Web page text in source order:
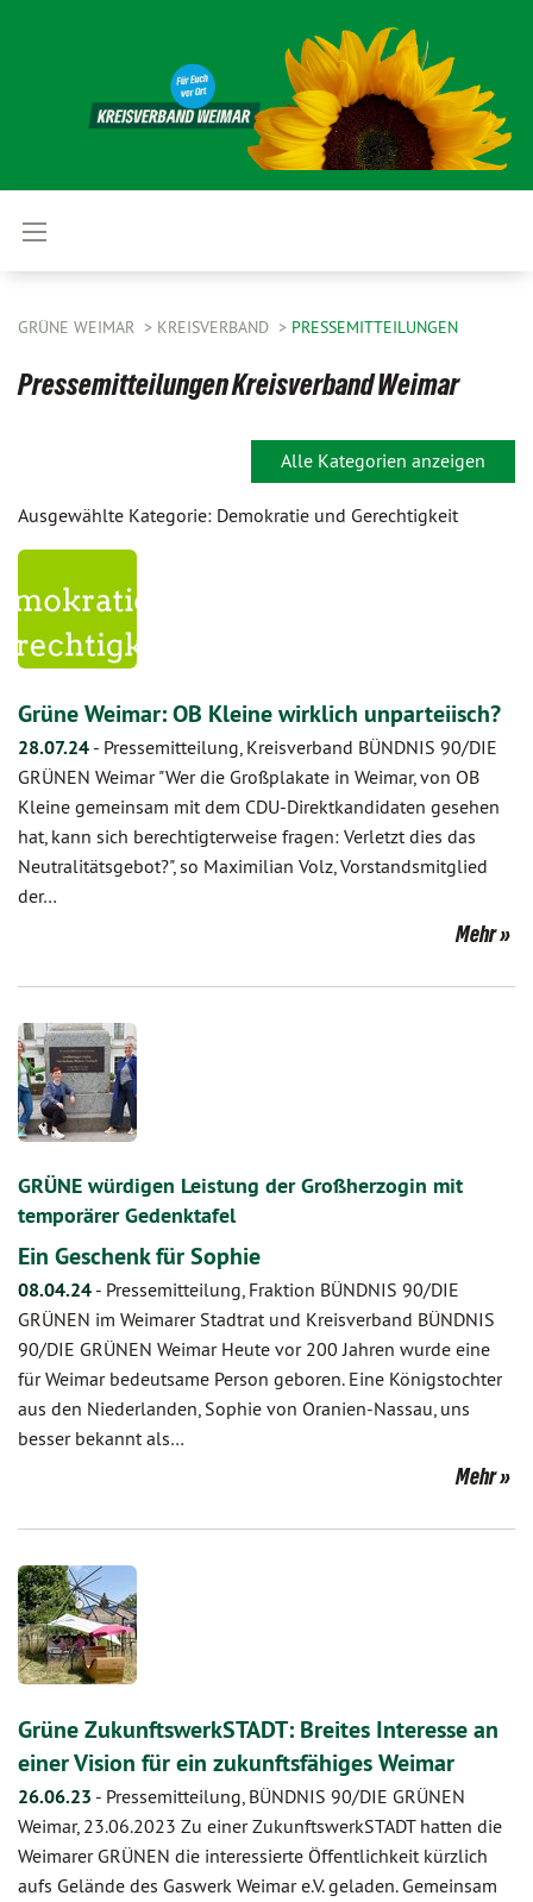
GRÜNE WEIMAR KREISVERBAND PRESSEMITTEILUNGEN
Pressemitteilungen Kreisverband Weimar
Alle Kategorien anzeigen
Ausgewählte Kategorie: Demokratie und Gerechtigkeit
Grüne Weimar: OB Kleine wirklich unparteiisch?
28.07.24 - Pressemitteilung, Kreisverband BÜNDNIS 90/DIE
GRÜNEN Weimar "Wer die Großplakate in Weimar, von OB
Kleine gemeinsam mit dem CDU-Direktkandidaten gesehen
hat, kann sich berechtigterweise fragen: Verletzt dies das
Neutralitätsgebot?", so Maximilian Volz, Vorstandsmitglied
der…
Mehr
GRÜNE würdigen Leistung der Großherzogin mit
temporärer Gedenktafel
Ein Geschenk für Sophie
08.04.24 - Pressemitteilung, Fraktion BÜNDNIS 90/DIE
GRÜNEN im Weimarer Stadtrat und Kreisverband BÜNDNIS
90/DIE GRÜNEN Weimar Heute vor 200 Jahren wurde eine
für Weimar bedeutsame Person geboren. Eine Königstochter
aus den Niederlanden, Sophie von Oranien-Nassau, uns
besser bekannt als…
Mehr
Grüne ZukunftswerkSTADT: Breites Interesse an
einer Vision für ein zukunftsfähiges Weimar
26.06.23 - Pressemitteilung, BÜNDNIS 90/DIE GRÜNEN
Weimar, 23.06.2023 Zu einer ZukunftswerkSTADT hatten die
Weimarer GRÜNEN die interessierte Öffentlichkeit kürzlich
aufs Gelände des Gaswerk Weimar e.V. geladen. Gemeinsam